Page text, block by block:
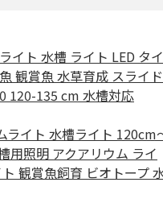
イト 水槽 ライト LED タイ
観賞魚 水草育成 スライド
120-135 cm 水槽対応
ライト 水槽ライト 120cm
用照明 アクアリウム ライ
観賞魚飼育 ビオトープ